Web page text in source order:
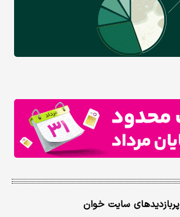
پربازدیدهای سایت خوان